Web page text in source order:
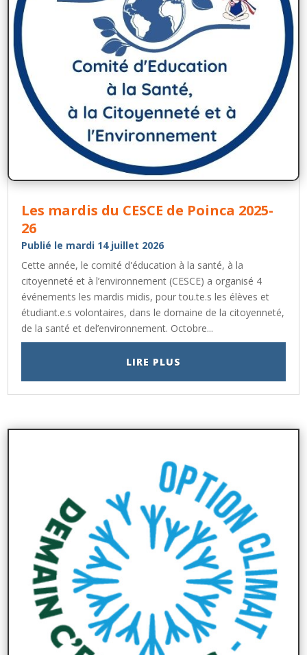
Les mardis du CESCE de Poinca 2025-
26
Publié le mardi 14 juillet 2026
Cette année, le comité d'éducation à la santé, à la
citoyenneté et à l’environnement (CESCE) a organisé 4
événements les mardis midis, pour tou.te.s les élèves et
étudiant.e.s volontaires, dans le domaine de la citoyenneté,
de la santé et del’environnement. Octobre...
LIRE PLUS